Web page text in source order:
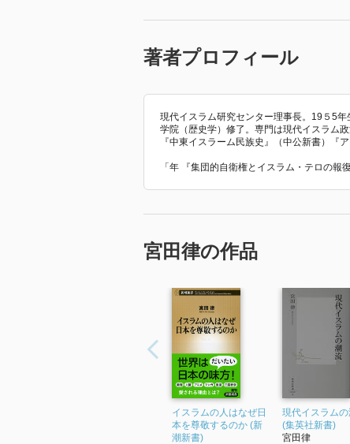
著者プロフィール
現代イスラム研究センター理事長。19５5
学院（歴史学）修了。専門は現代イスラム
『中東イスラーム民族史』（中公新書）『
「年 『集団的自衛権とイスラム・テロの報
宮田律の作品
イスラムの人はなぜ日
本を尊敬するのか (新
潮新書)
現代イスラム
(集英社新書)
宮田律